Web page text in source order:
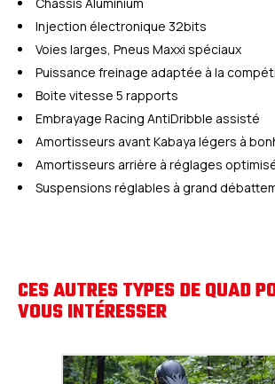
Injection électronique 32bits
Voies larges, Pneus Maxxi spéciaux
Puissance freinage adaptée à la
Boite vitesse 5 rapports
Embrayage Racing AntiDribble assisté
Amortisseurs avant Kabaya légers à
Amortisseurs arrière à réglages
Suspensions réglables à grand
CES AUTRES TYPES DE QUAD
VOUS INTÉRESSER